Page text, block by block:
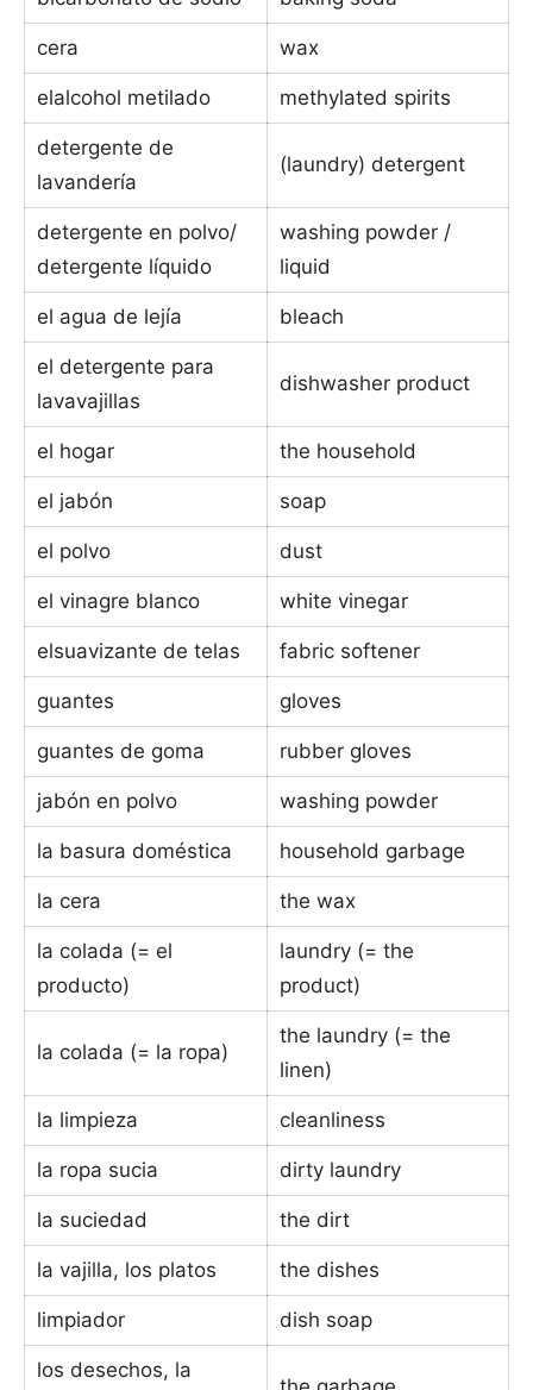
cera wax
elalcohol metilado methylated spirits
detergente de
lavandería
(laundry) detergent
detergente en polvo/
detergente líquido
washing powder /
liquid
el agua de lejía bleach
el detergente para
lavavajillas
dishwasher product
el hogar the household
el jabón soap
el polvo dust
el vinagre blanco white vinegar
elsuavizante de telas fabric softener
guantes gloves
guantes de goma rubber gloves
jabón en polvo washing powder
la basura doméstica household garbage
la cera the wax
la colada (= el
producto)
laundry (= the
product)
la colada (= la ropa)
the laundry (= the
linen)
la limpieza cleanliness
la ropa sucia dirty laundry
la suciedad the dirt
la vajilla, los platos the dishes
limpiador dish soap
los desechos, la